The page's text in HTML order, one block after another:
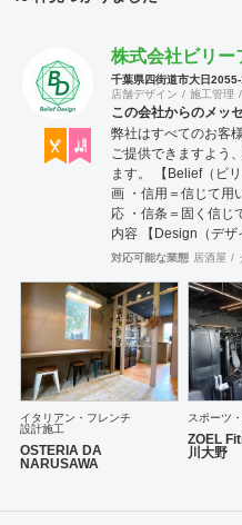
株式会社ビリー
千葉県四街道市大日
店舗デザイン
施工管理
この会社からのメッ
弊社はすべてのお客
ご提供できますよう
ます。 【Belief（ビ
画 ・信用＝信じて用
応 ・信条＝固く信じ
内容 【Design（デザ
造形を考慮した創意
て、設計・施工・管
みやご相談には真摯
る技術力を提供いた
せてくださるときこ
瞬間です。 弊社はリ
宅など幅広く工事を
物種別は店舗・戸建
建物に対応させてい
に工事内容の注文を
防犯カメラなどの部
対応可能な業態 居酒屋
イタリアン・フレンチ
設計施工
OSTERIA DA
NARUSAWA
スポーツ
ZOEL
川大野